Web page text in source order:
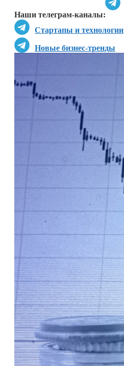
Наши телеграм-каналы:
Стартапы и технологии
Новые бизнес-тренды